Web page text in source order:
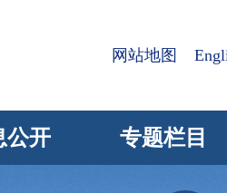
网站地图
公开 专题栏目